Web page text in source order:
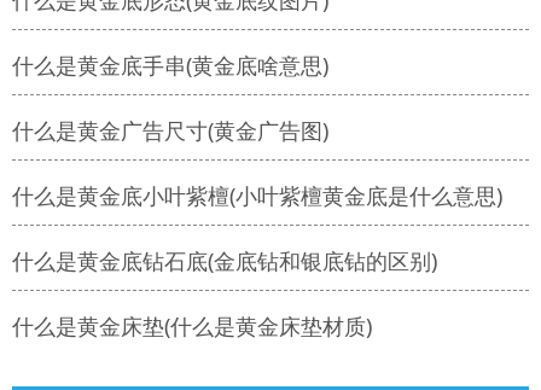
什么是黄金底手串(黄金底啥意思)
什么是黄金广告尺寸(黄金广告图)
什么是黄金底小叶紫檀(小叶紫檀黄金底是什么意思)
什么是黄金底钻石底(金底钻和银底钻的区别)
什么是黄金床垫(什么是黄金床垫材质)